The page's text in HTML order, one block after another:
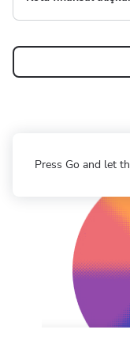
Press Go and let